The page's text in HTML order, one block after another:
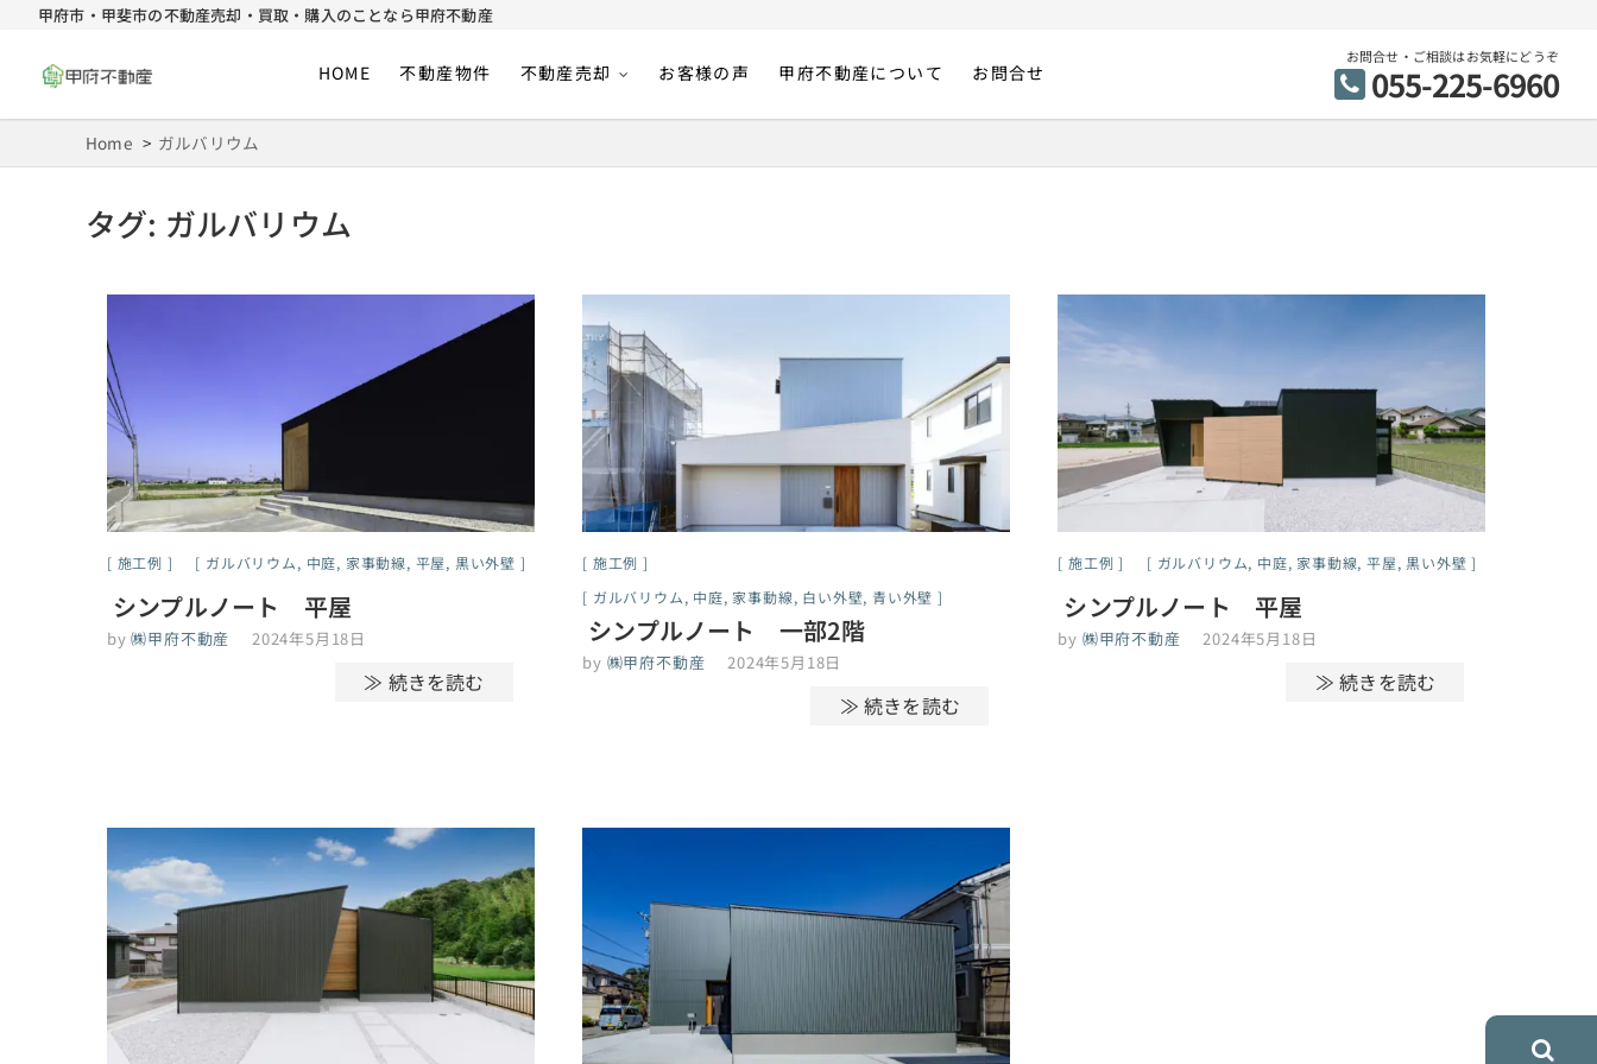
甲府市・甲斐市の不動産売却・買取・購入のことなら甲府不動産
甲府市・甲斐市の不動産売却・買取・購入のことなら株式会社甲府不動産｜山梨県甲府市
HOME 不動産物件 不動産売却 お客様の声 甲府不動産について お問合せ
お問合せ・ご相談はお気軽にどうぞ
055-225-6960
Home ガルバリウム
タグ: ガルバリウム
施工例 ガルバリウム, 中庭, 家事動線, 平屋, 黒い外壁
シンプルノート 平屋
by ㈱甲府不動産 2024年5月18日
≫ 続きを読む
施工例
ガルバリウム, 中庭, 家事動線, 白い外壁,青い外壁
シンプルノート 一部2階
by ㈱甲府不動産 2024年5月18日
≫ 続きを読む
施工例 ガルバリウム, 中庭, 家事動線, 平屋,黒い外壁
シンプルノート 平屋
by ㈱甲府不動産 2024年5月18日
≫ 続きを読む